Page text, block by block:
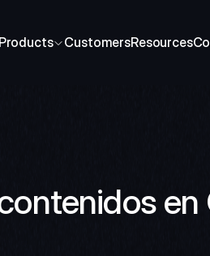
Products CustomersResources